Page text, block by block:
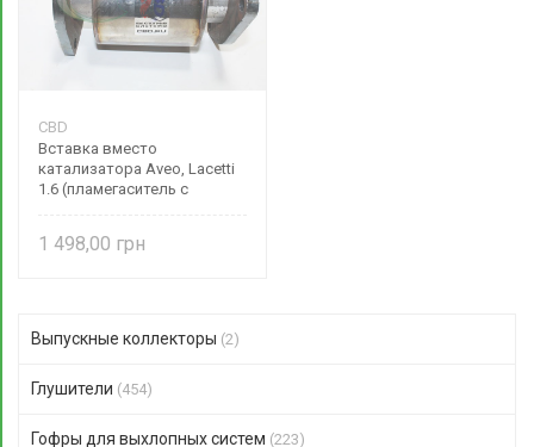
CBD
Вставка вместо
катализатора Aveo, Lacetti
1.6 (пламегаситель с
1 498,00
Выпускные коллекторы (2)
Глушители (454)
Гофры для выхлопных систем (223)